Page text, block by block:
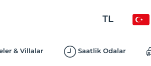
TL
& Villalar Saatlik Odalar